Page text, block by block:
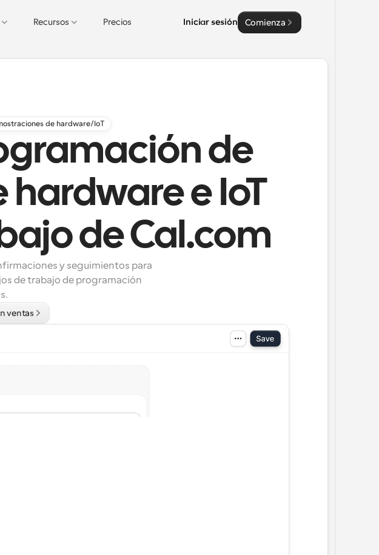
Recursos Precios Iniciar sesión Comienza
de hardware/IoT
de
e IoT
de Cal.com
y seguimientos para
de trabajo de programación
ventas